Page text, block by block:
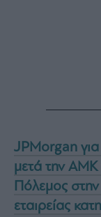
JPMorgan
μετά την
Πόλεμος
εταιρείας